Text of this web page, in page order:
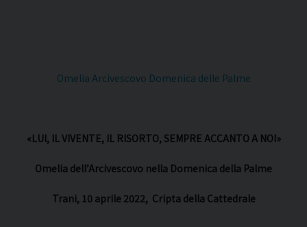
Omelia Arcivescovo Domenica delle Palme
«LUI, IL VIVENTE, IL RISORTO, SEMPRE ACCANTO A NOI»
Omelia dell’Arcivescovo nella Domenica della Palme
Trani, 10 aprile 2022, Cripta della Cattedrale